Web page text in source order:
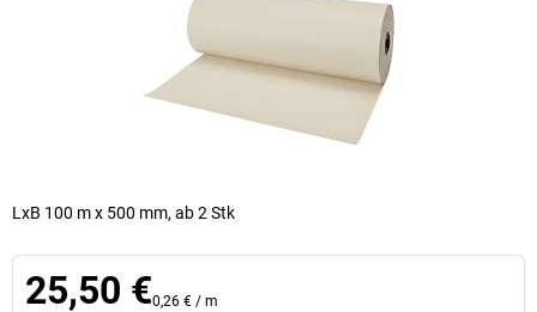
LxB 100 m x 500 mm, ab 2 Stk
25,50 €0,26 € / m